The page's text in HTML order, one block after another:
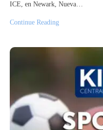
ICE, en Newark, Nueva…
Continue Reading